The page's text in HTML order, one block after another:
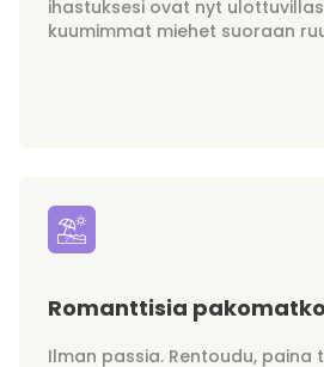
ihastuksesi ovat nyt
kuumimmat miehet suoraan
Romanttisia
Ilman passia. Rentoudu, paina